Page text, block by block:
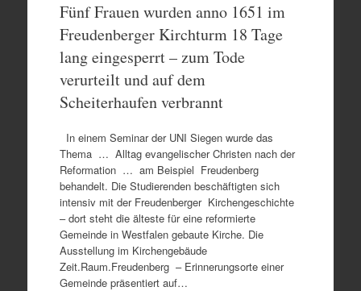
Fünf Frauen wurden anno 1651 im
Freudenberger Kirchturm 18 Tage
lang eingesperrt – zum Tode
verurteilt und auf dem
Scheiterhaufen verbrannt
In einem Seminar der UNI Siegen wurde das
Thema … Alltag evangelischer Christen nach der
Reformation … am Beispiel Freudenberg
behandelt. Die Studierenden beschäftigten sich
intensiv mit der Freudenberger Kirchengeschichte
– dort steht die älteste für eine reformierte
Gemeinde in Westfalen gebaute Kirche. Die
Ausstellung im Kirchengebäude
Zeit.Raum.Freudenberg – Erinnerungsorte einer
Gemeinde präsentiert auf…